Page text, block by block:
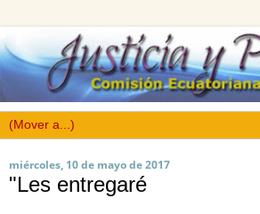
miércoles, 10 de mayo de 2017
"Les entregaré